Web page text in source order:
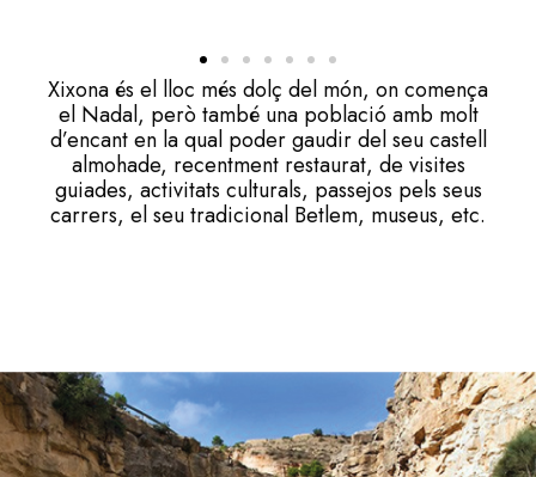
Xixona és el lloc més dolç del món, on comença
el Nadal, però també una població amb molt
d’encant en la qual poder gaudir del seu castell
almohade, recentment restaurat, de visites
guiades, activitats culturals, passejos pels seus
carrers, el seu tradicional Betlem, museus, etc.